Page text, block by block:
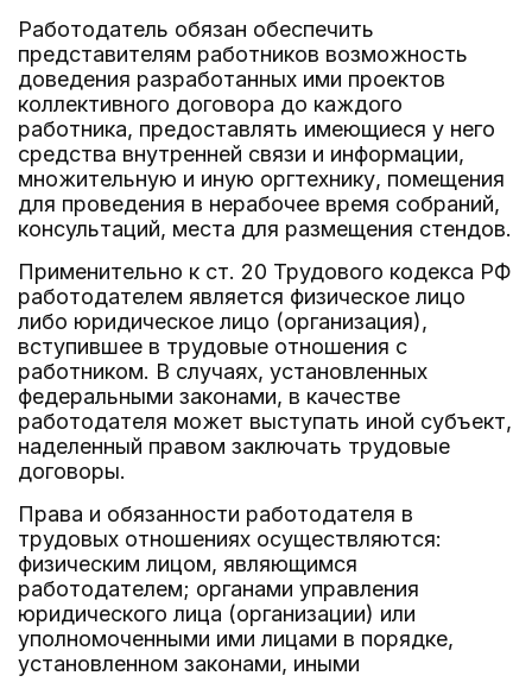
Работодатель обязан обеспечить
представителям работников возможность
доведения разработанных ими проектов
коллективного договора до каждого
работника, предоставлять имеющиеся у него
средства внутренней связи и информации,
множительную и иную оргтехнику, помещения
для проведения в нерабочее время собраний,
консультаций, места для размещения стендов.
Применительно к ст. 20 Трудового кодекса РФ
работодателем является физическое лицо
либо юридическое лицо (организация),
вступившее в трудовые отношения с
работником. В случаях, установленных
федеральными законами, в качестве
работодателя может выступать иной субъект,
наделенный правом заключать трудовые
договоры.
Права и обязанности работодателя в
трудовых отношениях осуществляются:
физическим лицом, являющимся
работодателем; органами управления
юридического лица (организации) или
уполномоченными ими лицами в порядке,
установленном законами, иными